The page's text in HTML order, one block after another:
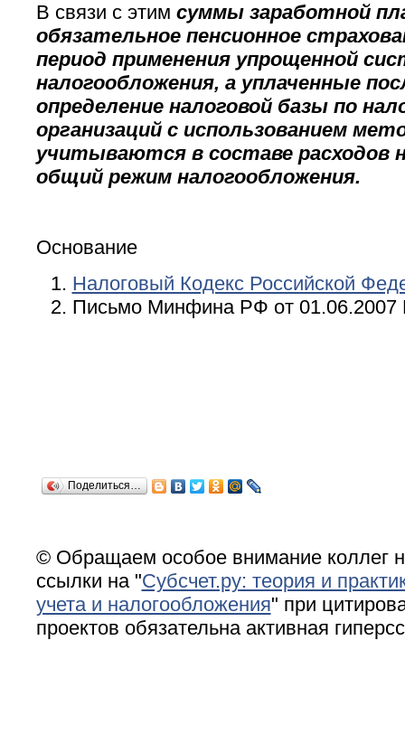
В связи с этим суммы заработной
обязательное пенсионное
период применения упрощенной
налогообложения, а уплаченные
определение налоговой базы по
организаций с использованием
учитываются в составе расходов
общий режим налогообложения.
Основание
Налоговый Кодекс Российской
Письмо Минфина РФ от 01.06.2007
Поделиться…
© Обращаем особое внимание коллег
ссылки на "Субсчет.ру: теория и
учета и налогообложения" при
проектов обязательна активная